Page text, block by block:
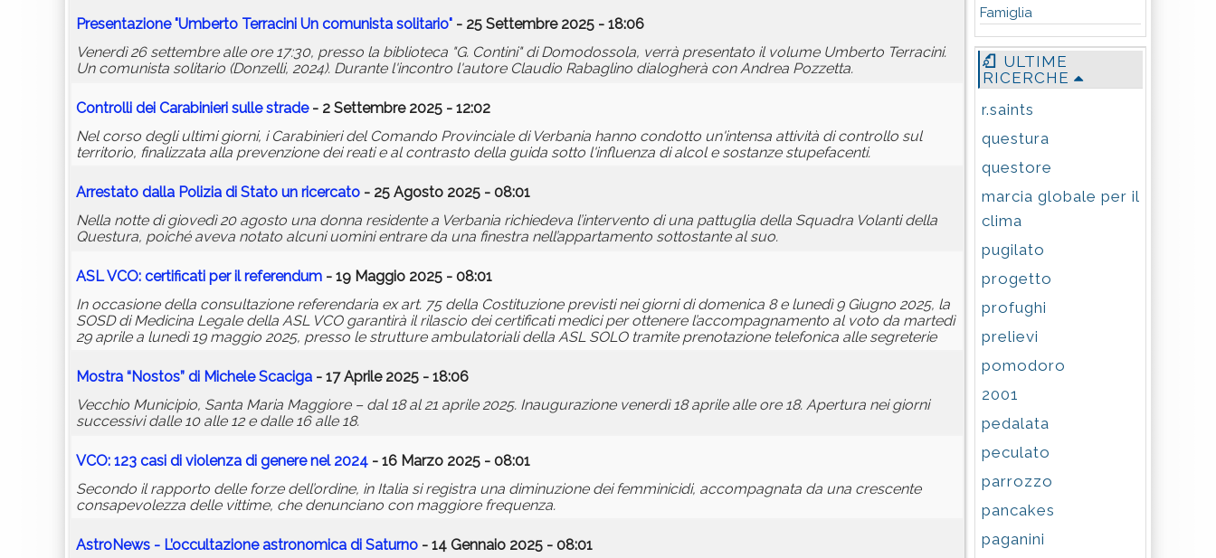
Presentazione "Umberto Terracini Un comunista solitario" - 25 Settembre 2025 - 18:06
Venerdì 26 settembre alle ore 17:30, presso la biblioteca "G. Contini" di Domodossola, verrà presentato il volume Umberto Terracini.
Un comunista solitario (Donzelli, 2024). Durante l'incontro l'autore Claudio Rabaglino dialogherà con Andrea Pozzetta.
Controlli dei Carabinieri sulle strade- 2 Settembre 2025 - 12:02
Nel corso degli ultimi giorni, i Carabinieri del Comando Provinciale di Verbania hanno condotto un'intensa attività di controllo sul
territorio, finalizzata alla prevenzione dei reati e al contrasto della guida sotto l'influenza di alcol e sostanze stupefacenti.
Arrestato dalla Polizia di Stato un ricercato - 25 Agosto 2025 - 08:01
Nella notte di giovedì 20 agosto una donna residente a Verbania richiedeva l’intervento di una pattuglia della Squadra Volanti della
Questura, poiché aveva notato alcuni uomini entrare da una finestra nell’appartamento sottostante al suo.
ASL VCO: certificati per il referendum - 19 Maggio 2025 - 08:01
In occasione della consultazione referendaria ex art. 75 della Costituzione previsti nei giorni di domenica 8 e lunedì 9 Giugno 2025, la
SOSD di Medicina Legale della ASL VCO garantirà il rilascio dei certificati medici per ottenere l’accompagnamento al voto da martedì
29 aprile a lunedì 19 maggio 2025, presso le strutture ambulatoriali della ASL SOLO tramite prenotazione telefonica alle segreterie
Mostra “Nostos” di Michele Scaciga - 17 Aprile 2025 - 18:06
Vecchio Municipio, Santa Maria Maggiore – dal 18 al 21 aprile 2025. Inaugurazione venerdì 18 aprile alle ore 18. Apertura nei giorni
successivi dalle 10 alle 12 e dalle 16 alle 18.
VCO: 123 casi di violenza di genere nel 2024 - 16 Marzo 2025 - 08:01
Secondo il rapporto delle forze dell’ordine, in Italia si registra una diminuzione dei femminicidi, accompagnata da una crescente
consapevolezza delle vittime, che denunciano con maggiore frequenza.
AstroNews - L’occultazione astronomica di Saturno - 14 Gennaio 2025 - 08:01
Famiglia
ULTIME
RICERCHE
r.saints
questura
questore
marcia globale per il
clima
pugilato
progetto
profughi
prelievi
pomodoro
2001
pedalata
peculato
parrozzo
pancakes
paganini